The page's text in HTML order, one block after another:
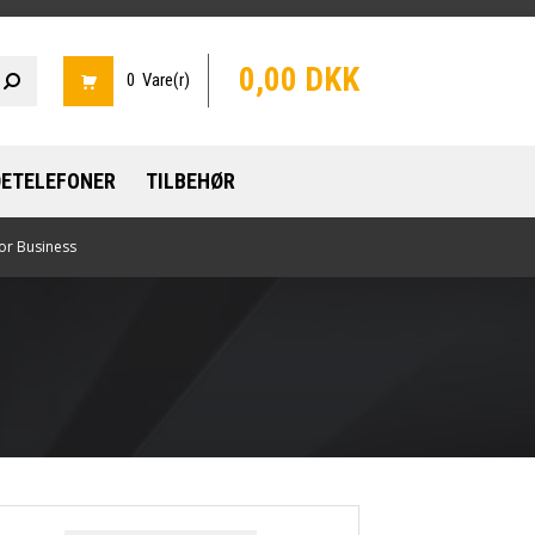
0 Vare(r) 0,00 DKK
TILBEHØR
Business